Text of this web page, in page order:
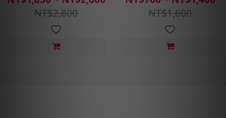
NT$2,800
NT$1,600